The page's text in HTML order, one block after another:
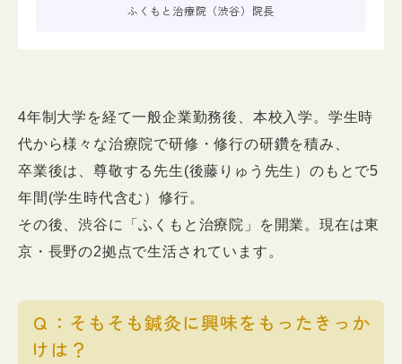
お問い合わせ
個人情報保護方針
アクセス
附属臨床施設
対象者別
ふくもと治療院（渋谷）院長
4年制大学を経て一般企業勤務後、本校入学。学生時
代から様々な治療院で研修・修行の研鑽を積み、
卒業後は、尊敬する先生(後藤りゅう先生）のもとで5
年間(学生時代含む）修行。
その後、渋谷に「ふくもと治療院」を開業。現在は東
京・長野の2拠点で生活されています。
Ｑ：そもそも鍼灸に興味をもったきっか
けは？